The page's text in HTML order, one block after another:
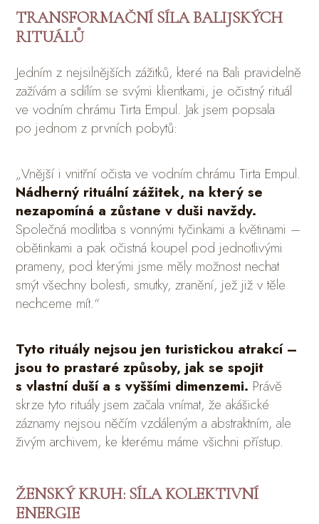
TRANSFORMAČNÍ SÍLA BALIJSKÝCH
RITUÁLŮ
Jedním z nejsilnějších zážitků, které na Bali pravidelně
zažívám a sdílím se svými klientkami, je očistný rituál
ve vodním chrámu Tirta Empul. Jak jsem popsala
po jednom z prvních pobytů:
„Vnější i vnitřní očista ve vodním chrámu Tirta Empul.
Nádherný rituální zážitek, na který se
nezapomíná a zůstane v duši navždy.
Společná modlitba s vonnými tyčinkami a květinami –
obětinkami a pak očistná koupel pod jednotlivými
prameny, pod kterými jsme měly možnost nechat
smýt všechny bolesti, smutky, zranění, jež již v těle
nechceme mít.“
Tyto rituály nejsou jen turistickou atrakcí –
jsou to prastaré způsoby, jak se spojit
s vlastní duší a s vyššími dimenzemi. Právě
skrze tyto rituály jsem začala vnímat, že akášické
záznamy nejsou něčím vzdáleným a abstraktním, ale
živým archivem, ke kterému máme všichni přístup.
ŽENSKÝ KRUH: SÍLA KOLEKTIVNÍ
ENERGIE